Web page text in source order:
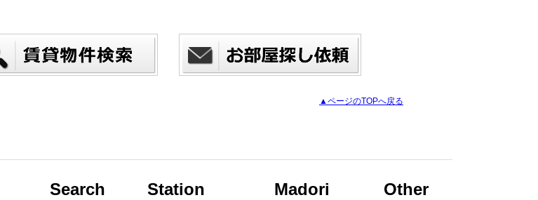
▲ページのTOPへ戻る
Search Station Madori Other